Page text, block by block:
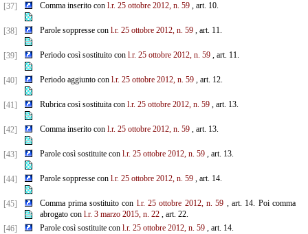
[37]
Comma inserito con l.r. 25 ottobre 2012, n. 59, art. 10.
[38] Parole soppresse con l.r. 25 ottobre 2012, n. 59, art. 11.
[39] Periodo così sostituito con l.r. 25 ottobre 2012, n. 59, art. 11.
[40] Periodo aggiunto con l.r. 25 ottobre 2012, n. 59, art. 12.
[41] Rubrica così sostituita con l.r. 25 ottobre 2012, n. 59, art. 13.
[42] Comma inserito con l.r. 25 ottobre 2012, n. 59, art. 13.
[43] Parole così sostituite con l.r. 25 ottobre 2012, n. 59, art. 13.
[44] Parole soppresse con l.r. 25 ottobre 2012, n. 59, art. 14.
[45] Comma prima sostituito con l.r. 25 ottobre 2012, n. 59 , art. 14. Poi comma
abrogato con l.r. 3 marzo 2015, n. 22, art. 22.
[46]
Parole così sostituite con l.r. 25 ottobre 2012, n. 59, art. 14.